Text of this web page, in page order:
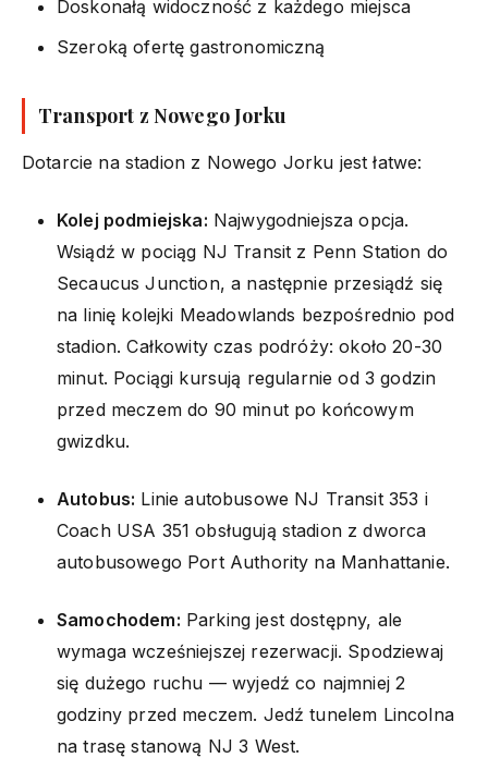
Doskonałą widoczność z każdego miejsca
Szeroką ofertę gastronomiczną
Transport z Nowego Jorku
Dotarcie na stadion z Nowego Jorku jest łatwe:
Kolej podmiejska: Najwygodniejsza opcja.
Wsiądź w pociąg NJ Transit z Penn Station do
Secaucus Junction, a następnie przesiądź się
na linię kolejki Meadowlands bezpośrednio pod
stadion. Całkowity czas podróży: około 20-30
minut. Pociągi kursują regularnie od 3 godzin
przed meczem do 90 minut po końcowym
gwizdku.
Autobus: Linie autobusowe NJ Transit 353 i
Coach USA 351 obsługują stadion z dworca
autobusowego Port Authority na Manhattanie.
Samochodem: Parking jest dostępny, ale
wymaga wcześniejszej rezerwacji. Spodziewaj
się dużego ruchu — wyjedź co najmniej 2
godziny przed meczem. Jedź tunelem Lincolna
na trasę stanową NJ 3 West.